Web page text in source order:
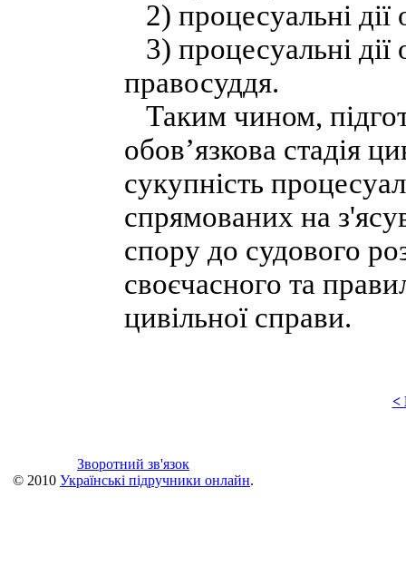
2) процесуальні дії
3) процесуальні дії
правосуддя.
Таким чином,
обов’язкова стадія
сукупність
спрямованих на
спору до судового
своєчасного та
цивільної справи.
<
Зворотний зв'язок
© 2010 Українські підручники онлайн.